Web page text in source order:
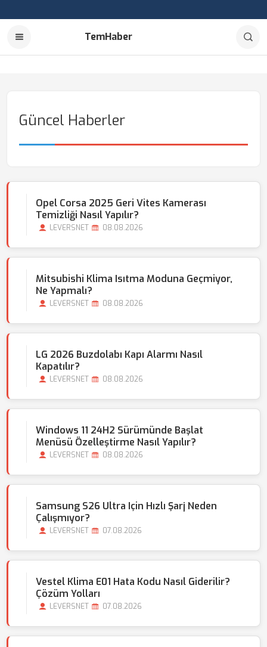
TemHaber
Güncel Haberler
Opel Corsa 2025 Geri Vites Kamerası
Temizliği Nasıl Yapılır?
LEVERSNET 08.08.2026
Mitsubishi Klima Isıtma Moduna Geçmiyor,
Ne Yapmalı?
LEVERSNET 08.08.2026
LG 2026 Buzdolabı Kapı Alarmı Nasıl
Kapatılır?
LEVERSNET 08.08.2026
Windows 11 24H2 Sürümünde Başlat
Menüsü Özelleştirme Nasıl Yapılır?
LEVERSNET 08.08.2026
Samsung S26 Ultra Için Hızlı Şarj Neden
Çalışmıyor?
LEVERSNET 07.08.2026
Vestel Klima E01 Hata Kodu Nasıl Giderilir?
Çözüm Yolları
LEVERSNET 07.08.2026